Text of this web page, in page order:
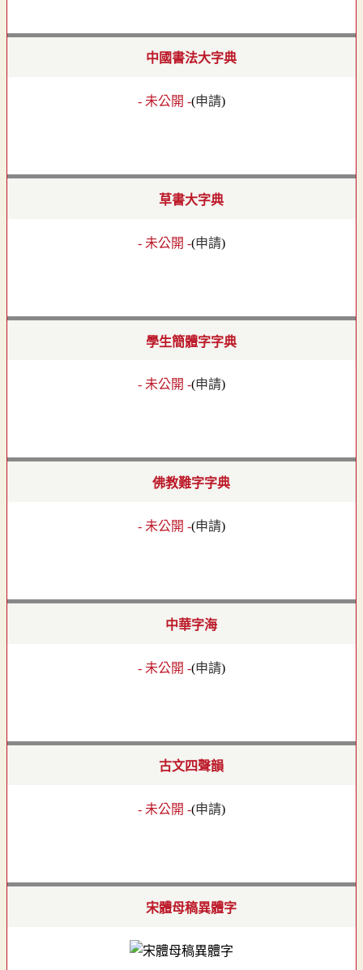
中國書法大字典
- 未公開 -(申請)
草書大字典
- 未公開 -(申請)
學生簡體字字典
- 未公開 -(申請)
佛教難字字典
- 未公開 -(申請)
中華字海
- 未公開 -(申請)
古文四聲韻
- 未公開 -(申請)
宋體母稿異體字